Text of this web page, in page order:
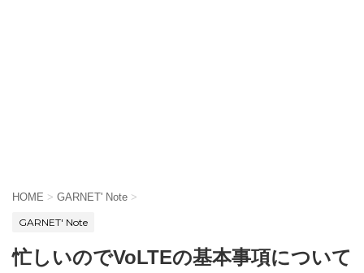
HOME > GARNET' Note >
GARNET' Note
忙しいのでVoLTEの基本事項について